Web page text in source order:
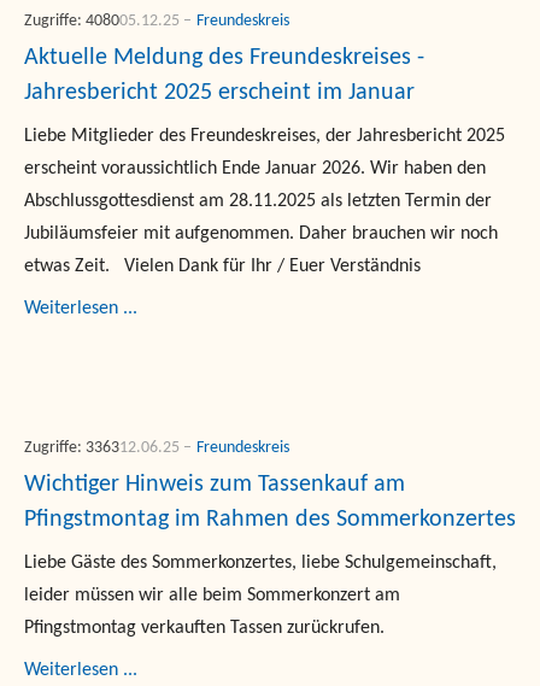
Aktuelle Meldung des Freundeskreises -
Jahresbericht 2025 erscheint im Januar
Liebe Mitglieder des Freundeskreises, der Jahresbericht 2025
erscheint voraussichtlich Ende Januar 2026. Wir haben den
Abschlussgottesdienst am 28.11.2025 als letzten Termin der
Jubiläumsfeier mit aufgenommen. Daher brauchen wir noch
etwas Zeit. Vielen Dank für Ihr / Euer Verständnis
Freundeskreis
05.12.25
Zugriffe: 4080
Weiterlesen ...
Wichtiger Hinweis zum Tassenkauf am
Pfingstmontag im Rahmen des Sommerkonzertes
Liebe Gäste des Sommerkonzertes, liebe Schulgemeinschaft,
leider müssen wir alle beim Sommerkonzert am
Pfingstmontag verkauften Tassen zurückrufen.
Freundeskreis
12.06.25
Zugriffe: 3363
Weiterlesen ...